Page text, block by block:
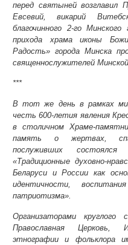
перед святыней возглавил
Евсевий, викарий
благочинного 2-го
прихода храма иконы
Радость» города Минска
священнослужителей
***
В тот же день в рамках
честь 600-летия явления
в столичном Храме-
память о жертвах,
послуживших
«Традиционные духовно-
Беларуси и России как
идентичности,
патриотизма».
Организаторами круглого
Православная Церковь,
этнографии и фольклора